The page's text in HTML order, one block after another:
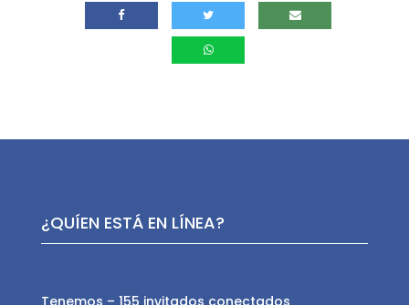
¿QUÍEN ESTÁ EN LÍNEA?